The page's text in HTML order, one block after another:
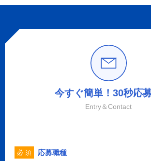
今すぐ簡単！30秒応募
Entry＆Contact
必 須 応募職種